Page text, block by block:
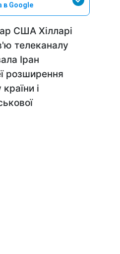
в Google
США Хілларі
телеканалу
Іран
розширення
і